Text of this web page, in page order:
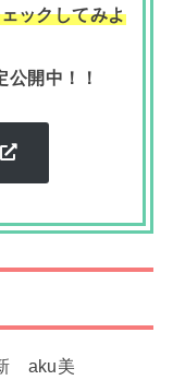
ックしてみよ
開中！！